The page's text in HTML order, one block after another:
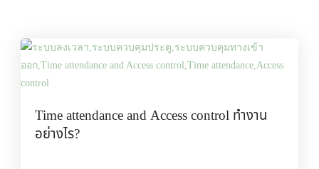
Time attendance and Access control ทำงาน
อย่างไร?